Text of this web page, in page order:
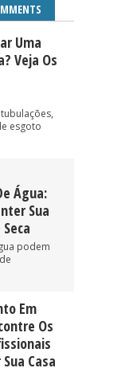
Uma
Veja Os
esgoto
Água:
Sua
podem
Em
Os
Casa